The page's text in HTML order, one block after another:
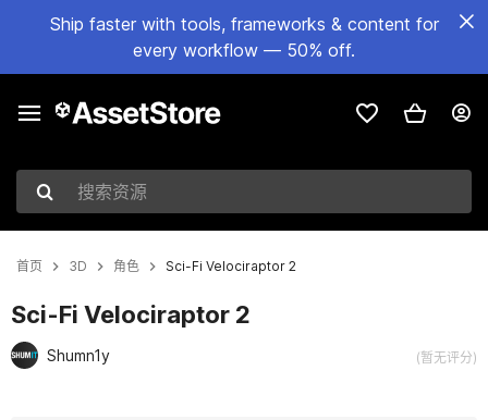
Ship faster with tools, frameworks & content for
every workflow — 50% off.
搜索资源
首页 3D 角色 Sci-Fi Velociraptor 2
Sci-Fi Velociraptor 2
Shumn1y (暂无评分)